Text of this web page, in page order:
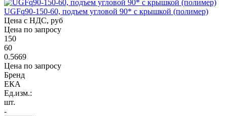
UGFq90-150-60, подъем угловой 90* с крышкой (полимер)
Цена с НДС, руб
Цена по запросу
150
60
0.5669
Цена по запросу
Бренд
ЕКА
Ед.изм.:
шт.
-